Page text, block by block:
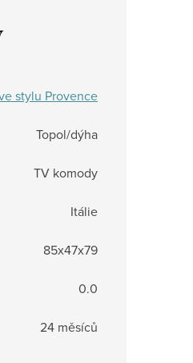
stylu Provence
Topol/dýha
TV komody
Itálie
85x47x79
0.0
24 měsíců